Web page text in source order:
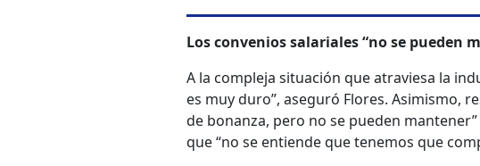
Los convenios salariales “no se pueden
A la compleja situación que atraviesa la
es muy duro”, aseguró Flores. Asimismo,
de bonanza, pero no se pueden
que “no se entiende que tenemos que